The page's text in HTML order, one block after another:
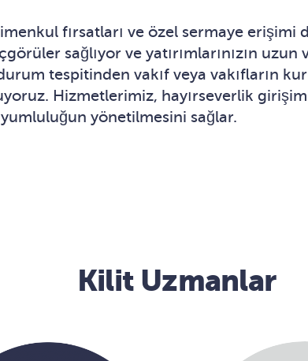
fırsatları ve özel sermaye erişimi
sağlıyor ve yatırımlarınızın
tespitinden vakıf veya vakıfların
Hizmetlerimiz, hayırseverlik
yönetilmesini sağlar.
Kilit Uzmanlar